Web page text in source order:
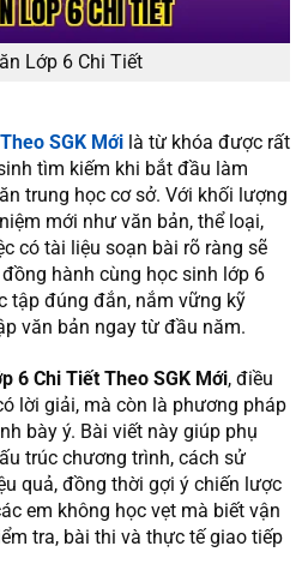
Lớp 6 Chi Tiết
SGK Mới là từ khóa được rất
tìm kiếm khi bắt đầu làm
trung học cơ sở. Với khối lượng
mới như văn bản, thể loại,
có tài liệu soạn bài rõ ràng sẽ
hành cùng học sinh lớp 6
tập đúng đắn, nắm vững kỹ
văn bản ngay từ đầu năm.
6 Chi Tiết Theo SGK Mới, điều
lời giải, mà còn là phương pháp
bày ý. Bài viết này giúp phụ
trúc chương trình, cách sử
quả, đồng thời gợi ý chiến lược
em không học vẹt mà biết vận
tra, bài thi và thực tế giao tiếp